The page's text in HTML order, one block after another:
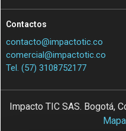
Contactos
contacto@impactotic.co
comercial@impactotic.co
Tel. (57) 3108752177
Impacto TIC SAS. Bogotá,